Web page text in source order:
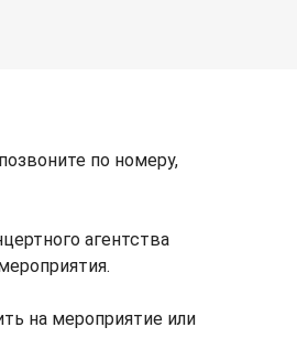
по номеру,
агентства
на мероприятие или